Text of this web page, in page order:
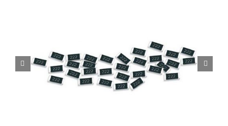
 